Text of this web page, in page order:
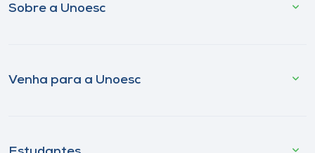
Sobre a Unoesc
Venha para a Unoesc